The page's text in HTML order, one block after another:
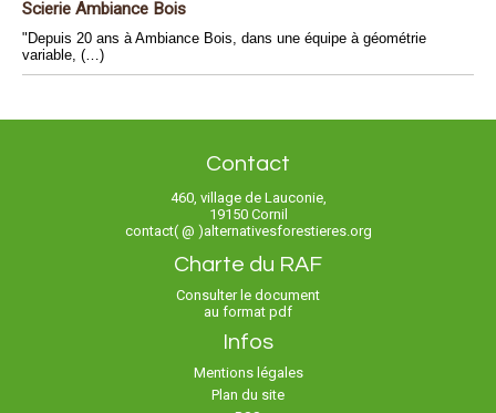
Scierie Ambiance Bois
"Depuis 20 ans à Ambiance Bois, dans une équipe à géométrie
variable, (…)
Contact
460, village de Lauconie,
19150 Cornil
contact( @ )alternativesforestieres.org
Charte du RAF
Consulter le document
au format pdf
Infos
Mentions légales
Plan du site